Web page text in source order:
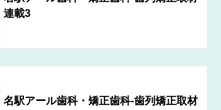
連載3
名駅アール歯科・矯正歯科-歯列矯正取材